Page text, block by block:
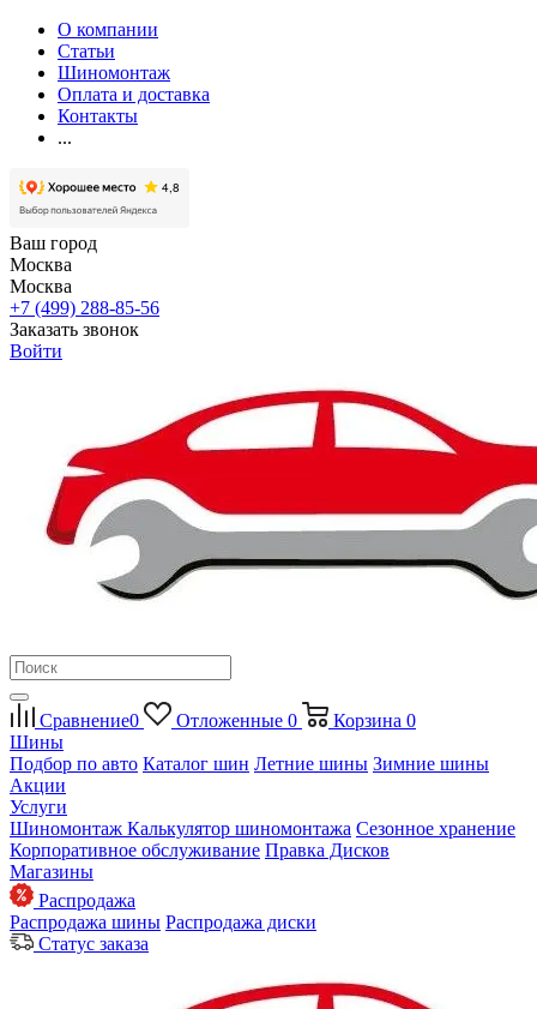
О компании
Статьи
Шиномонтаж
Оплата и доставка
Контакты
...
Ваш город
Москва
Москва
+7 (499) 288-85-56
Заказать звонок
Войти
Сравнение0 Отложенные 0 Корзина 0
Шины
Подбор по авто Каталог шин Летние шины Зимние шины
Акции
Услуги
Шиномонтаж Калькулятор шиномонтажа Сезонное хранение
Корпоративное обслуживание Правка Дисков
Магазины
Распродажа
Распродажа шины Распродажа диски
Статус заказа